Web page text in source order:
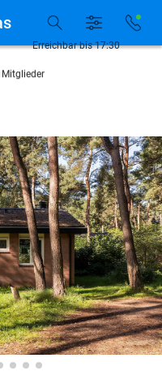
verfügbar
verfügbar
Erreichbar bis 17:30